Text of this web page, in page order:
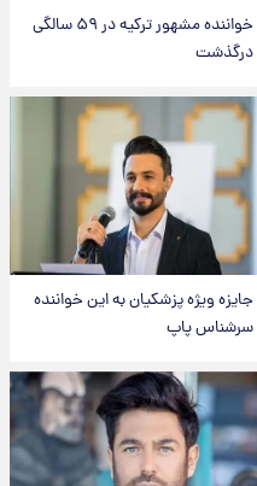
خواننده مشهور ترکیه در ۵۹ سالگی
درگذشت
جایزه ویژه پزشکیان به این خواننده
سرشناس پاپ